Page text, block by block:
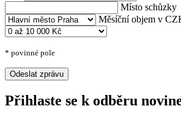
Místo schůzky
Měsíční objem v
* povinné pole
Odeslat zprávu
Přihlaste se k odběru